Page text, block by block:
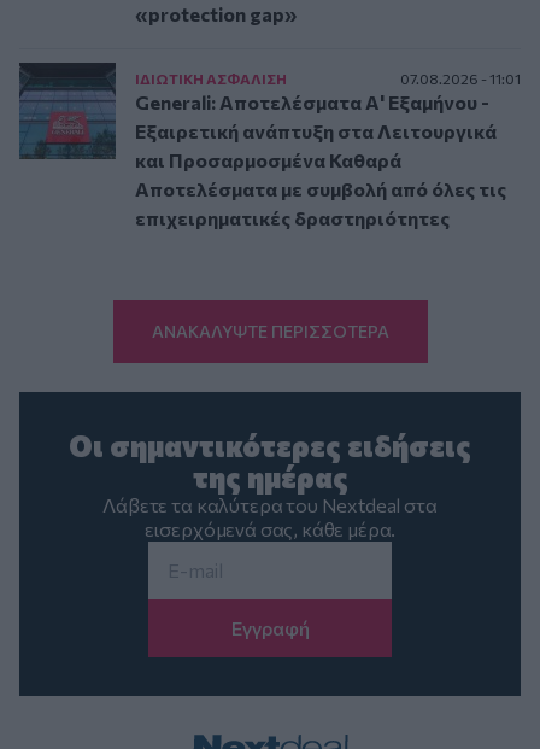
«protection gap»
ΙΔΙΩΤΙΚΗ ΑΣΦAΛΙΣΗ 07.08.2026 - 11:01
Generali: Αποτελέσματα Α' Εξαμήνου -
Εξαιρετική ανάπτυξη στα Λειτουργικά
και Προσαρμοσμένα Καθαρά
Αποτελέσματα με συμβολή από όλες τις
επιχειρηματικές δραστηριότητες
ΑΝΑΚΑΛΥΨΤΕ ΠΕΡΙΣΣΟΤΕΡΑ
Οι σημαντικότερες ειδήσεις
της ημέρας
Λάβετε τα καλύτερα του Nextdeal στα
εισερχόμενά σας, κάθε μέρα.